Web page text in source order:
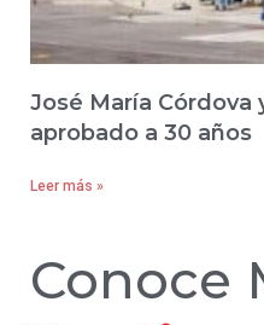
José María
aprobado a 30 años
Leer más »
Conoce